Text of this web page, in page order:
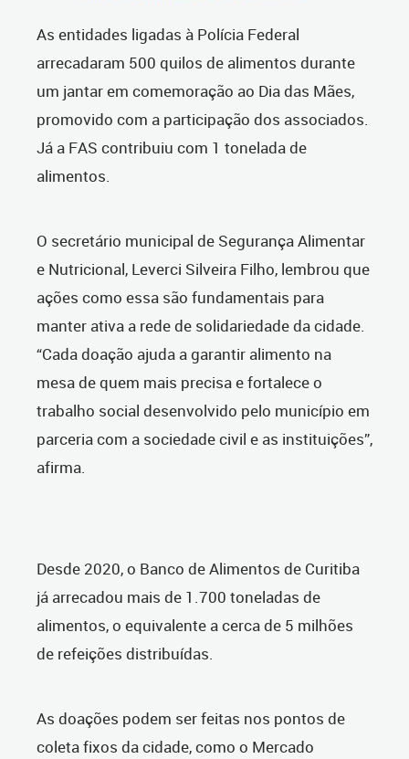
As entidades ligadas à Polícia Federal
arrecadaram 500 quilos de alimentos durante
um jantar em comemoração ao Dia das Mães,
promovido com a participação dos associados.
Já a FAS contribuiu com 1 tonelada de
alimentos.
O secretário municipal de Segurança Alimentar
e Nutricional, Leverci Silveira Filho, lembrou que
ações como essa são fundamentais para
manter ativa a rede de solidariedade da cidade.
“Cada doação ajuda a garantir alimento na
mesa de quem mais precisa e fortalece o
trabalho social desenvolvido pelo município em
parceria com a sociedade civil e as instituições”,
afirma.
Desde 2020, o Banco de Alimentos de Curitiba
já arrecadou mais de 1.700 toneladas de
alimentos, o equivalente a cerca de 5 milhões
de refeições distribuídas.
As doações podem ser feitas nos pontos de
coleta fixos da cidade, como o Mercado